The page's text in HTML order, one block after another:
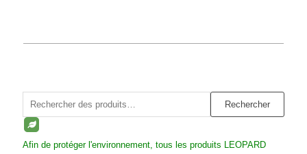
Rechercher : Rechercher
Afin de protéger l'environnement, tous les produits LEOPARD